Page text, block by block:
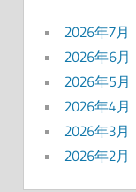
2026年7月
2026年6月
2026年5月
2026年4月
2026年3月
2026年2月